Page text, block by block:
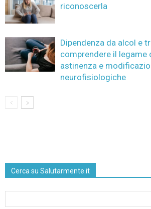
riconoscerla
Dipendenza da alcol e
comprendere il legame
astinenza e
neurofisiologiche
Cerca su Salutarmente.it